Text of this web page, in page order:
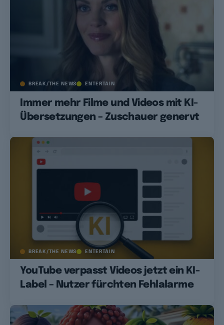
BREAK/THE NEWS ENTERTAIN
Immer mehr Filme und Videos mit KI-
Übersetzungen – Zuschauer genervt
BREAK/THE NEWS ENTERTAIN
YouTube verpasst Videos jetzt ein KI-
Label – Nutzer fürchten Fehlalarme